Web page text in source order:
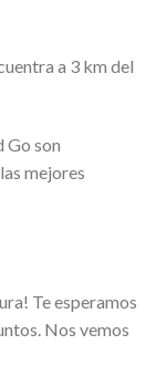
a 3 km del
Go son
mejores
Te esperamos
Nos vemos